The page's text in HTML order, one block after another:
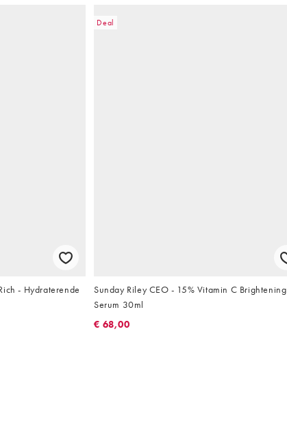
- Hydraterende
Deal
Sunday Riley CEO - 15% Vitamin C Brightening
Serum 30ml
€ 68,00